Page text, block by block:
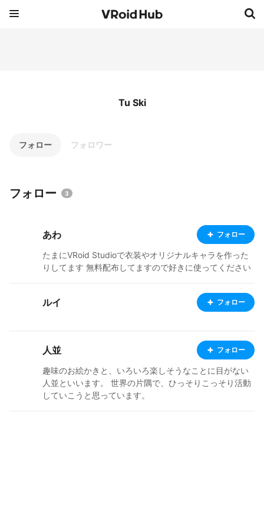
Tu Ski
フォロー フォロワー
フォロー 3
あわ フォロー
たまにVRoid Studioで衣装やオリジナルキャラを作った
りしてます 無料配布してますので好きに使ってください
ルイ フォロー
人並 フォロー
趣味のお絵かきと、いろいろ楽しそうなことに目がない
人並といいます。 世界の片隅で、ひっそりこっそり活動
していこうと思っています。